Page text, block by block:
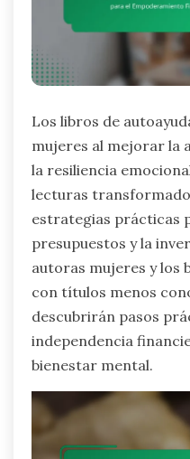
Los libros de
mujeres al mejorar la
la resiliencia
lecturas
estrategias prácticas
presupuestos y la
autoras mujeres y los
con títulos menos
descubrirán pasos
independencia
bienestar mental.